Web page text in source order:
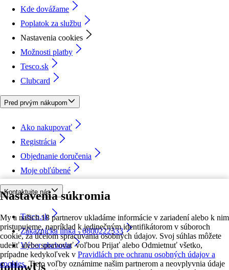
Nastavenia súkromia
My a našich 18 partnerov ukladáme informácie v zariadení alebo k nim
pristupujeme, napríklad k jedinečným identifikátorom v súboroch
cookie, za účelom spracúvania osobných údajov. Svoj súhlas môžete
udeliť alebo spravovať voľbou Prijať alebo Odmietnuť všetko,
prípadne kedykoľvek v Pravidlách pre ochranu osobných údajov a
cookies. Tieto voľby oznámime našim partnerom a neovplyvnia údaje
Kde dovážame
Poplatok za službu
Nastavenia cookies
Možnosti platby
Tesco.sk
Clubcard
Pred prvým nákupom
Ako nakupovať
Registrácia
Objednanie doručenia
Moje obľúbené
Kontaktujte nás
Tesco.sk
Zákaznícka linka - 0800222333
Výber obchodu
followUs